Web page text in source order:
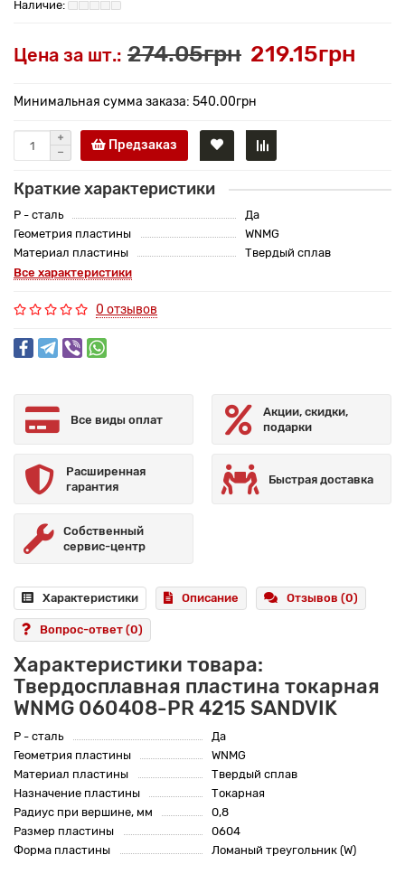
Цена за шт.: 274.05грн 219.15грн
Минимальная сумма заказа: 540.00грн
Предзаказ
Краткие характеристики
P - сталь
Да
Геометрия пластины
WNMG
Материал пластины
Твердый сплав
Все характеристики
0 отзывов
Все виды оплат
Акции, скидки,
подарки
Расширенная
гарантия
Быстрая доставка
Собственный
сервис-центр
Характеристики Описание Отзывов (0)
Вопрос-ответ (0)
Характеристики товара:
Твердосплавная пластина токарная
WNMG 060408-PR 4215 SANDVIK
P - сталь
Да
Геометрия пластины
WNMG
Материал пластины
Твердый сплав
Назначение пластины
Токарная
Радиус при вершине, мм
0,8
Размер пластины
0604
Форма пластины
Ломаный треугольник (W)